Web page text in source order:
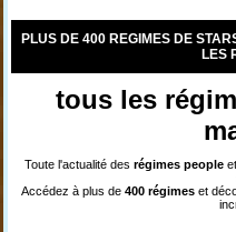
PLUS DE 400 REGIMES DE
LES
tous les
Toute l'actualité desrégimespeople
Accédez à plus de400 régimeset